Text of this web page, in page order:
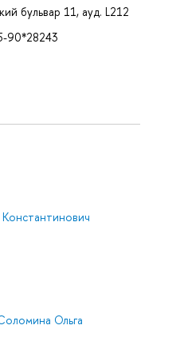
бульвар 11, ауд. L212
90*28243
Ольга